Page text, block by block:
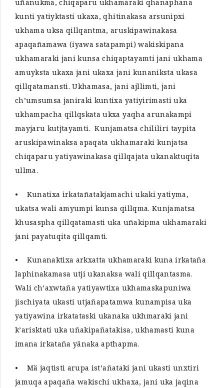
uñanukma, chiqaparu ukhamaraki qhanaphana
kunti yatiyktasti ukaxa, qhitinakasa arsunipxi
ukhama uksa qillqantma, aruskipawinakasa
apaqañamawa (iyawa satapampi) wakiskipana
ukhamaraki jani kunsa chiqaptayamti jani ukhama
amuyksta ukaxa jani ukaxa jani kunaniksta ukasa
qillqatamansti. Ukhamasa, jani ajllimti, jani
ch’umsumsa janiraki kuntixa yatiyirimasti uka
ukhampacha qillqskata ukxa yaqha arunakampi
mayjaru kutjtayamti. Kunjamatsa chililiri taypita
aruskipawinaksa apaqata ukhamaraki kunjatsa
chiqaparu yatiyawinakasa qillqajata ukanaktuqita
ullma.
• Kunatixa irkatañatakjamachi ukaki yatiyma,
ukatsa wali amyumpi kunsa qillqma. Kunjamatsa
khusaspha qillqatamasti uka uñakipma ukhamaraki
jani payatuqita qillqamti.
• Kunanaktixa arkxatta ukhamaraki kuna irkataña
laphinakamasa utji ukanaksa wali qillqantasma.
Wali ch’axwtaña yatiyawtixa ukhamaskapuniwa
jischiyata ukasti utjañapatamwa kunampisa uka
yatiyawina irkatataski ukanaka ukhmaraki jani
k’arisktati uka uñakipañatakisa, ukhamasti kuna
imana irkataña yänaka apthapma.
• Mä jaqtisti arupa ist’añataki jani ukasti unxtiri
jamuqa apaqaña wakischi ukhaxa, jani uka jaqina